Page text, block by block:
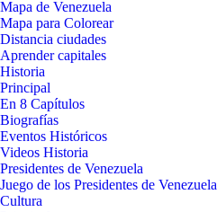
Mapa de Venezuela
Mapa para Colorear
Distancia ciudades
Aprender capitales
Historia
Principal
En 8 Capítulos
Biografías
Eventos Históricos
Videos Historia
Presidentes de Venezuela
Juego de los Presidentes de Venezuela
Cultura